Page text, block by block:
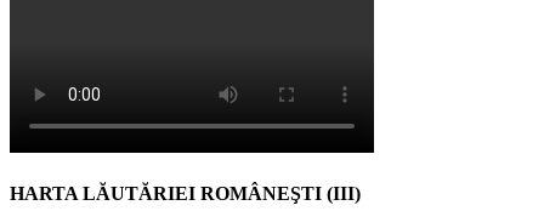
HARTA LĂUTĂRIEI ROMÂNEŞTI (III)